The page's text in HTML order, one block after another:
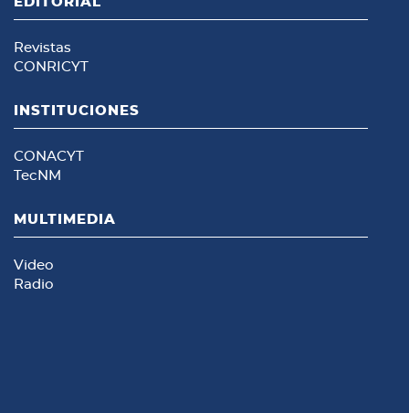
Revistas
CONRICYT
INSTITUCIONES
CONACYT
TecNM
MULTIMEDIA
Video
Radio